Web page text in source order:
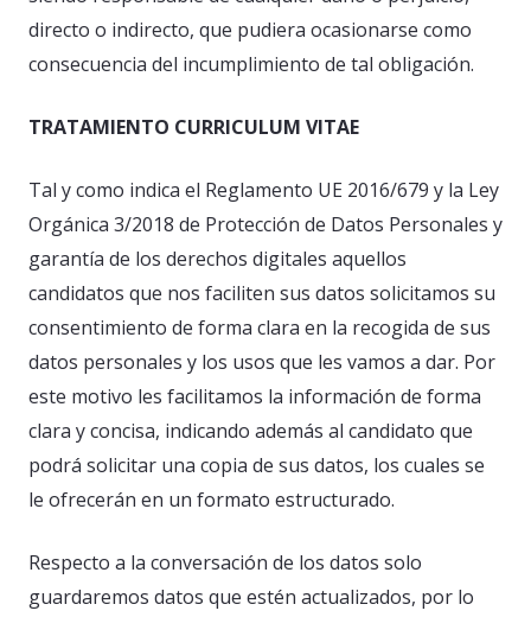
directo o indirecto, que pudiera ocasionarse como
consecuencia del incumplimiento de tal obligación.
TRATAMIENTO CURRICULUM VITAE
Tal y como indica el Reglamento UE 2016/679 y la Ley
Orgánica 3/2018 de Protección de Datos Personales y
garantía de los derechos digitales aquellos
candidatos que nos faciliten sus datos solicitamos su
consentimiento de forma clara en la recogida de sus
datos personales y los usos que les vamos a dar. Por
este motivo les facilitamos la información de forma
clara y concisa, indicando además al candidato que
podrá solicitar una copia de sus datos, los cuales se
le ofrecerán en un formato estructurado.
Respecto a la conversación de los datos solo
guardaremos datos que estén actualizados, por lo